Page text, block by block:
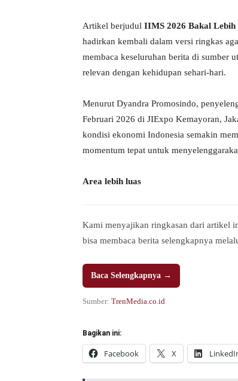
Artikel berjudul IIMS 2026 Bakal Lebih
hadirkan kembali dalam versi ringkas
membaca keseluruhan berita di sumber
relevan dengan kehidupan sehari-hari.
Menurut Dyandra Promosindo,
Februari 2026 di JIExpo Kemayoran,
kondisi ekonomi Indonesia semakin
momentum tepat untuk
Area lebih luas
Kami menyajikan ringkasan dari artikel
bisa membaca berita selengkapnya
Baca Selengkapnya →
Sumber: TrenMedia.co.id
Bagikan ini:
Facebook X